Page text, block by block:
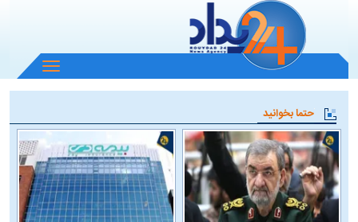
باز
و
منو
حتما بخوانید